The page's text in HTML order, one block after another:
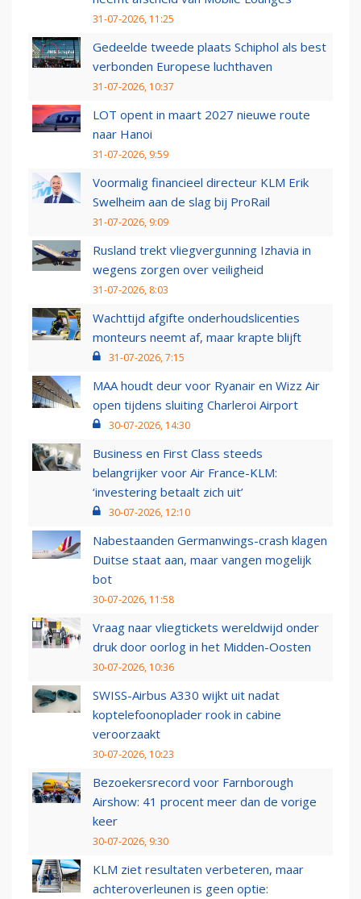
31-07-2026, 11:25
Gedeelde tweede plaats Schiphol als best
verbonden Europese luchthaven
31-07-2026, 10:37
LOT opent in maart 2027 nieuwe route
naar Hanoi
31-07-2026, 9:59
Voormalig financieel directeur KLM Erik
Swelheim aan de slag bij ProRail
31-07-2026, 9:09
Rusland trekt vliegvergunning Izhavia in
wegens zorgen over veiligheid
31-07-2026, 8:03
Wachttijd afgifte onderhoudslicenties
monteurs neemt af, maar krapte blijft
31-07-2026, 7:15
MAA houdt deur voor Ryanair en Wizz Air
open tijdens sluiting Charleroi Airport
30-07-2026, 14:30
Business en First Class steeds
belangrijker voor Air France-KLM:
‘investering betaalt zich uit’
30-07-2026, 12:10
Nabestaanden Germanwings-crash klagen
Duitse staat aan, maar vangen mogelijk
bot
30-07-2026, 11:58
Vraag naar vliegtickets wereldwijd onder
druk door oorlog in het Midden-Oosten
30-07-2026, 10:36
SWISS-Airbus A330 wijkt uit nadat
koptelefoonoplader rook in cabine
veroorzaakt
30-07-2026, 10:23
Bezoekersrecord voor Farnborough
Airshow: 41 procent meer dan de vorige
keer
30-07-2026, 9:30
KLM ziet resultaten verbeteren, maar
achteroverleunen is geen optie: